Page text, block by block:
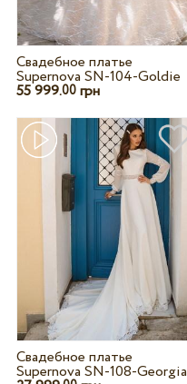
Свадебное платье
Supernova SN-104-Goldie
55 999.00грн
Свадебное платье
Supernova SN-108-Georgia